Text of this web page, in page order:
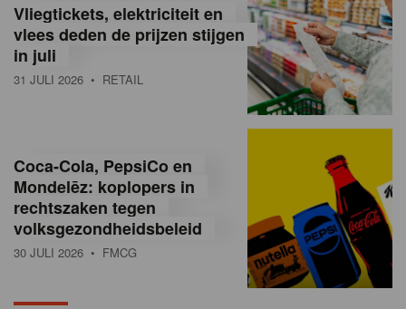
g
ë
e
a
Vliegtickets, elektriciteit en
vlees deden de prijzen stijgen
in juli
31 JULI 2026 • RETAIL
Coca-Cola, PepsiCo en
Mondelēz: koplopers in
rechtszaken tegen
volksgezondheidsbeleid
30 JULI 2026 • FMCG